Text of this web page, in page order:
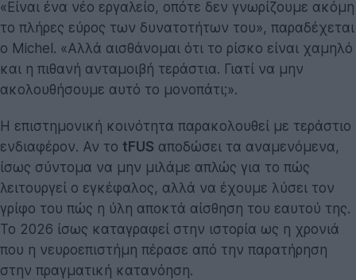
«Είναι ένα νέο εργαλείο, οπότε δεν γνωρίζουμε ακόμη
το πλήρες εύρος των δυνατοτήτων του», παραδέχεται
ο Michel. «Αλλά αισθάνομαι ότι το ρίσκο είναι χαμηλό
και η πιθανή ανταμοιβή τεράστια. Γιατί να μην
ακολουθήσουμε αυτό το μονοπάτι;».
Η επιστημονική κοινότητα παρακολουθεί με τεράστιο
ενδιαφέρον. Αν το tFUS αποδώσει τα αναμενόμενα,
ίσως σύντομα να μην μιλάμε απλώς για το πώς
λειτουργεί ο εγκέφαλος, αλλά να έχουμε λύσει τον
γρίφο του πώς η ύλη αποκτά αίσθηση του εαυτού της.
Το 2026 ίσως καταγραφεί στην ιστορία ως η χρονιά
που η νευροεπιστήμη πέρασε από την παρατήρηση
στην πραγματική κατανόηση.